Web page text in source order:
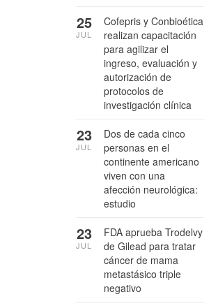
Cofepris y Conbioética
realizan capacitación
para agilizar el
ingreso, evaluación y
autorización de
protocolos de
investigación clínica
25
JUL
Dos de cada cinco
personas en el
continente americano
viven con una
afección neurológica:
estudio
23
JUL
FDA aprueba Trodelvy
de Gilead para tratar
cáncer de mama
metastásico triple
negativo
23
JUL